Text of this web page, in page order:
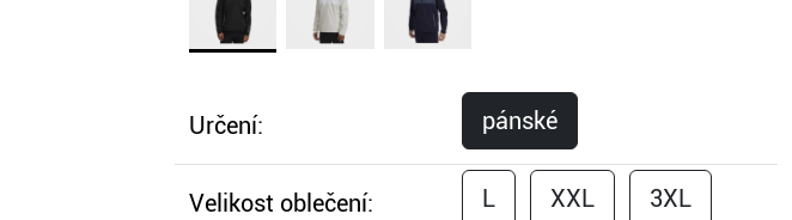
Určení: pánské
Velikost oblečení: L XXL 3XL